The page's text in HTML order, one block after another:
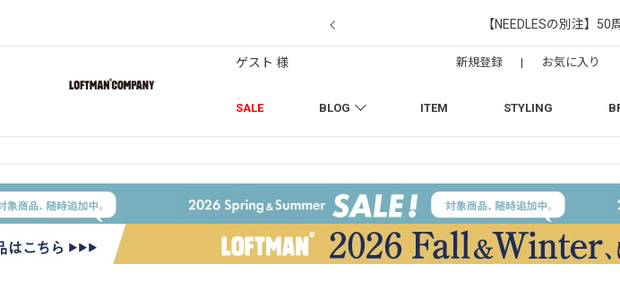
【NEEDLESの別注】50
SALE BLOG ITEM STYLING
ゲスト 様 新規登録 | お気に入り